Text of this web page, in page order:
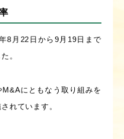
8月22日から9月19日まで
。
にともなう取り組みを
れています。